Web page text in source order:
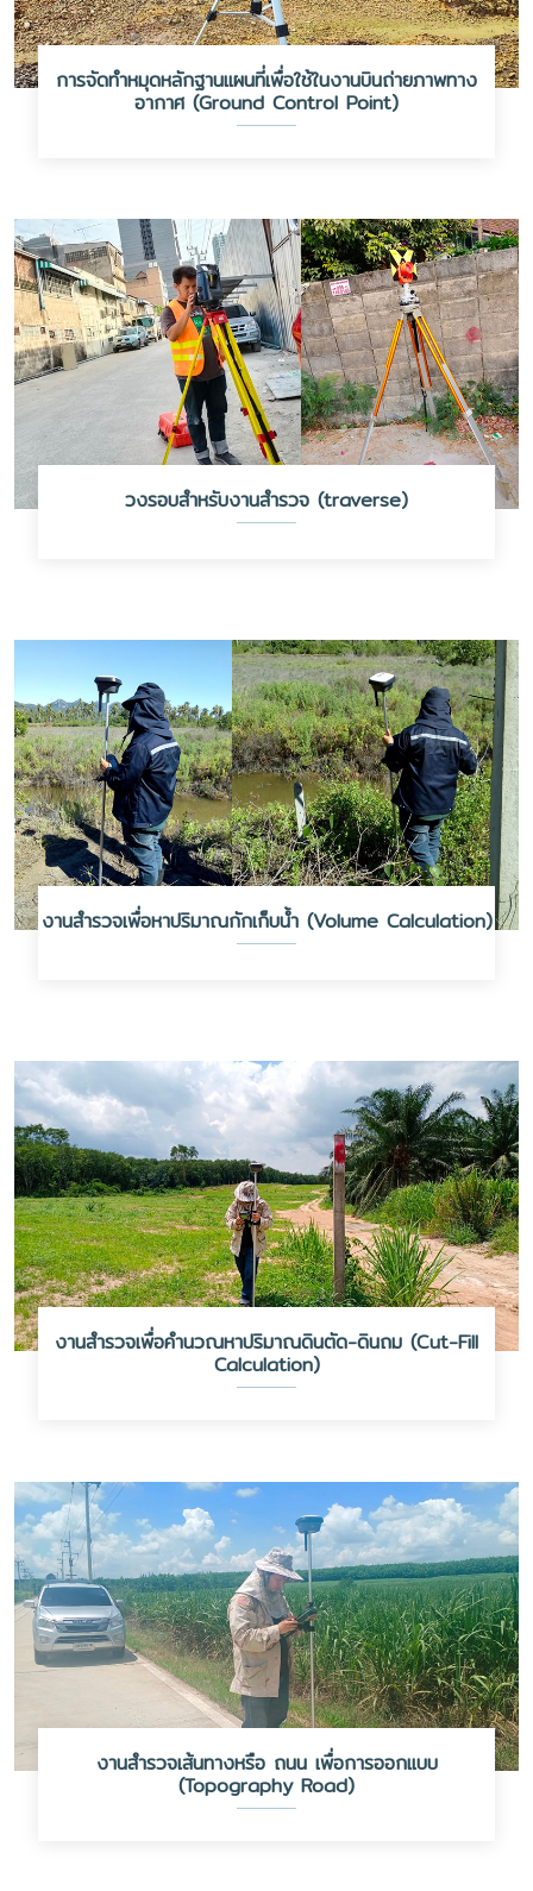
การจัดทำหมุดหลักฐานแผนที่เพื่อใช้ในงานบินถ่ายภาพทาง
อากาศ (Ground Control Point)
วงรอบสำหรับงานสำรวจ (traverse)
งานสำรวจเพื่อหาปริมาณกักเก็บน้ำ (Volume Calculation)
งานสำรวจเพื่อคำนวณหาปริมาณดินตัด-ดินถม (Cut-Fill
Calculation)
งานสำรวจเส้นทางหรือ ถนน เพื่อการออกแบบ
(Topography Road)